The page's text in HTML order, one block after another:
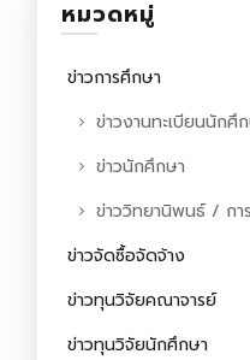
หมวดหมู่
ข่าวการศึกษา
ข่าวงานทะเบียนนักศึ
ข่าวนักศึกษา
ข่าววิทยานิพนธ์ / กา
ข่าวจัดซื้อจัดจ้าง
ข่าวทุนวิจัยคณาจารย์
ข่าวทุนวิจัยนักศึกษา